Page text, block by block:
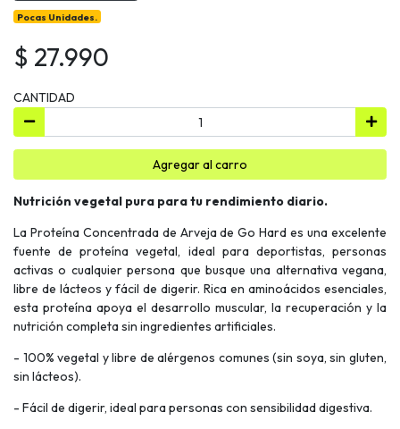
Pocas Unidades.
$ 27.990
CANTIDAD
Agregar al carro
Nutrición vegetal pura para tu rendimiento diario.
La Proteína Concentrada de Arveja de Go Hard es una excelente
fuente de proteína vegetal, ideal para deportistas, personas
activas o cualquier persona que busque una alternativa vegana,
libre de lácteos y fácil de digerir. Rica en aminoácidos esenciales,
esta proteína apoya el desarrollo muscular, la recuperación y la
nutrición completa sin ingredientes artificiales.
- 100% vegetal y libre de alérgenos comunes (sin soya, sin gluten,
sin lácteos).
- Fácil de digerir, ideal para personas con sensibilidad digestiva.